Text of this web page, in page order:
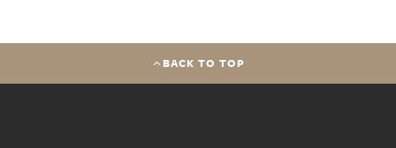
BACK TO TOP